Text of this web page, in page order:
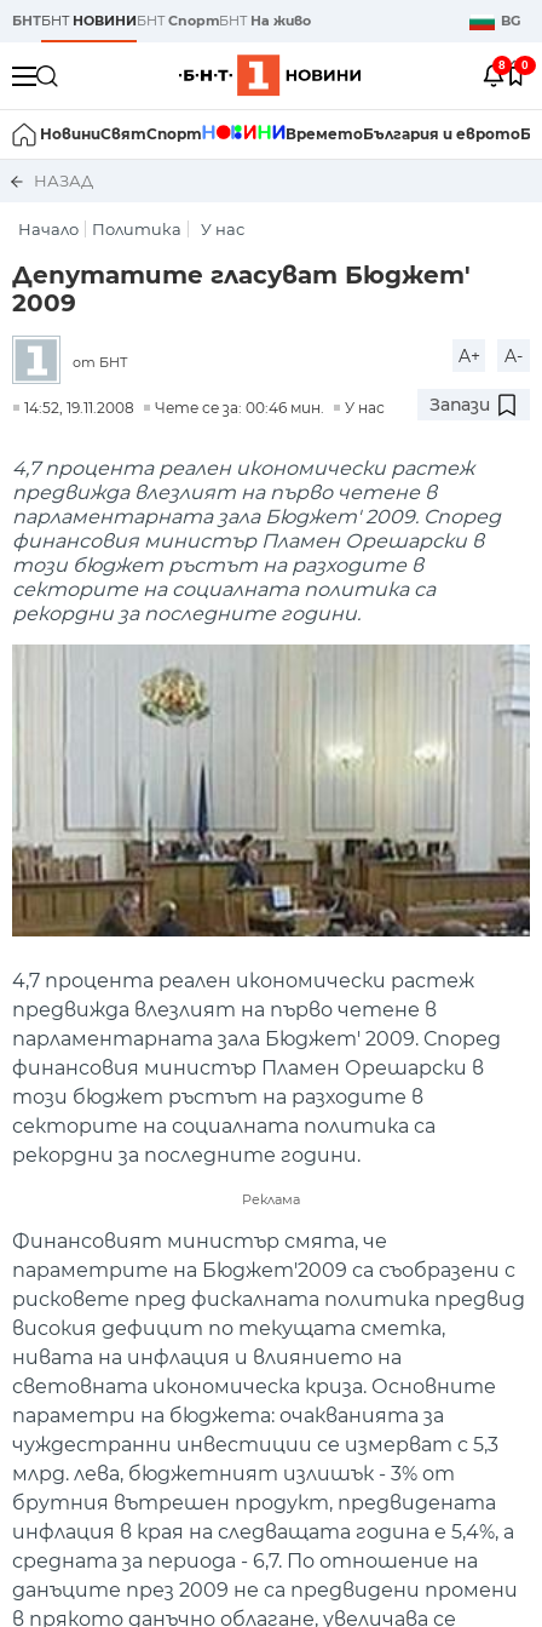
БНТБНТ НОВИНИБНТСпортБНТ На живо BG
8 0
НовиниСвятСпорт ВреметоБългария и еврото
НАЗАД
Начало Политика У нас
Депутатите гласуват Бюджет'
2009
от БНТ A+ A-
14:52, 19.11.2008 Чете се за: 00:46 мин. У нас Запази
4,7 процента реален икономически растеж
предвижда влезлият на първо четене в
парламентарната зала Бюджет' 2009. Според
финансовия министър Пламен Орешарски в
този бюджет ръстът на разходите в
секторите на социалната политика са
рекордни за последните години.
4,7 процента реален икономически растеж
предвижда влезлият на първо четене в
парламентарната зала Бюджет' 2009. Според
финансовия министър Пламен Орешарски в
този бюджет ръстът на разходите в
секторите на социалната политика са
рекордни за последните години.
Реклама
Финансовият министър смята, че
параметрите на Бюджет'2009 са съобразени с
рисковете пред фискалната политика предвид
високия дефицит по текущата сметка,
нивата на инфлация и влиянието на
световната икономическа криза. Основните
параметри на бюджета: очакванията за
чуждестранни инвестиции се измерват с 5,3
млрд. лева, бюджетният излишък - 3% от
брутния вътрешен продукт, предвидената
инфлация в края на следващата година е 5,4%, а
средната за периода - 6,7. По отношение на
данъците през 2009 не са предвидени промени
в прякото данъчно облагане, увеличава се